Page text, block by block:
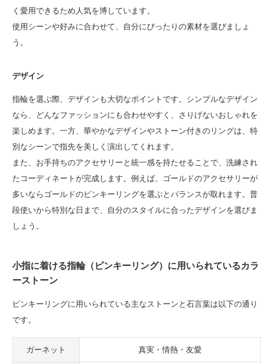
く愛用できるため人気を博しています。
使用シーンや好みに合わせて、自分にぴったりの素材を選びましょ
う。
デザイン
指輪を選ぶ際、デザインも大切なポイントです。シンプルなデザイン
なら、どんなファッションにも合わせやすく、さりげないおしゃれを
楽しめます。一方、華やかなデザインやストーン付きのリングは、特
別なシーンで指先を美しく演出してくれます。
また、お手持ちのアクセサリーと統一感を持たせることで、洗練され
たコーディネートが完成します。例えば、ゴールドのアクセサリーが
多いならゴールドのピンキーリングを選ぶとバランスが取れます。普
段使いから特別な日まで、自分のスタイルに合ったデザインを選びま
しょう。
小指に着ける指輪（ピンキーリング）に用いられているカラ
ーストーン
ピンキーリングに用いられている主なストーンと石言葉は以下の通り
です。
ガーネット 真実・情熱・友愛